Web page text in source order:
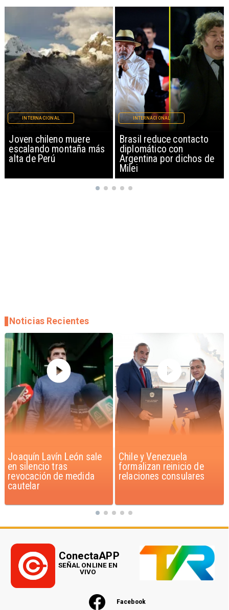
Brasil reduce contacto
diplomático con
Argentina por dichos de
INTERNACIONAL
China restringe
exportación de drones a
EEUU y sanciona
empresas
INTERNACIONAL
Chile y Venezuela
formalizan reinicio de
relaciones consulares
Feriantes rechazan
dichos de Camila Flores
sobre Fabiola Campillai
Noticias Recientes
Facebook
ConectaAPP
SEÑAL ONLINE EN
VIVO